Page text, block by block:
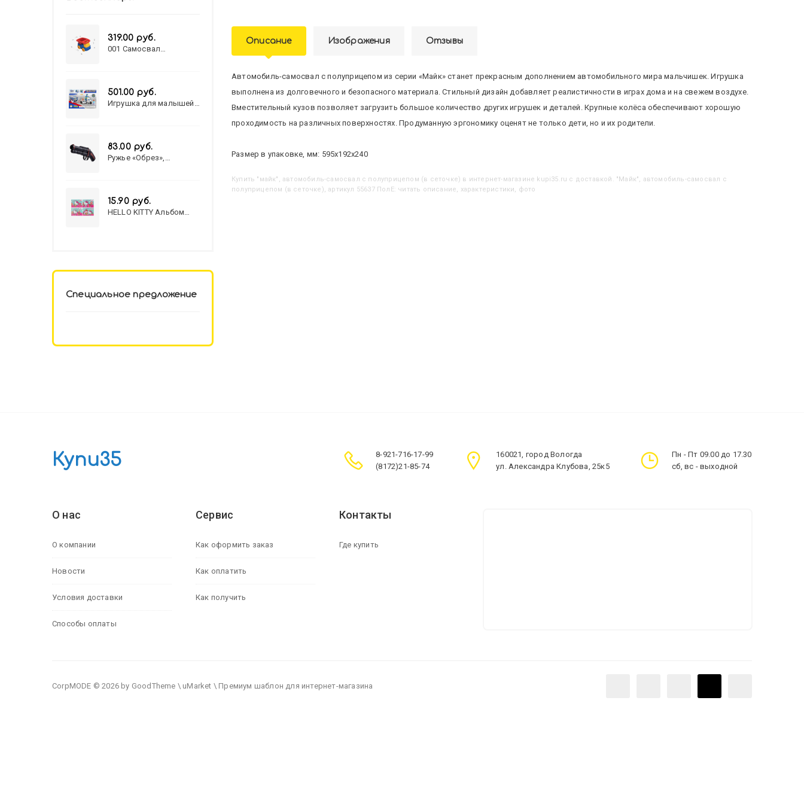
Описание Изображения Отзывы
Автомобиль-самосвал с полуприцепом из серии «Майк» станет прекрасным дополнением автомобильного мира мальчишек. Игрушка
выполнена из долговечного и безопасного материала. Стильный дизайн добавляет реалистичности в играх дома и на свежем воздухе.
Вместительный кузов позволяет загрузить большое количество других игрушек и деталей. Крупные колёса обеспечивают хорошую
проходимость на различных поверхностях. Продуманную эргономику оценят не только дети, но и их родители.
Размер в упаковке, мм: 595х192х240
Купить "Майк", автомобиль-самосвал с полуприцепом (в сеточке) в интернет-магазине kupi35.ru с доставкой. "Майк", автомобиль-самосвал с
полуприцепом (в сеточке), артикул 55637 ПолЕ: читать описание, характеристики, фото
319.00 руб.
001 Самосвал
501.00 руб.
Игрушка для малышей
83.00 руб.
Ружье «Обрез»,
15.90 руб.
HELLO KITTY Альбом
Специальное предложение
Купи35
8-921-716-17-99
(8172)21-85-74
160021, город Вологда
ул. Александра Клубова, 25к5
Пн - Пт 09.00 до 17.30
сб, вс - выходной
О нас
О компании
Новости
Условия доставки
Способы оплаты
Сервис
Как оформить заказ
Как оплатить
Как получить
Контакты
Где купить
CorpMODE © 2026 by GoodTheme \ uMarket \ Премиум шаблон для интернет-магазина